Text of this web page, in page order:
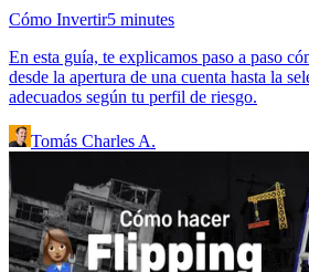
Cómo Invertir5 minutes
En esta guía, te explicamos paso a paso
desde la apertura de una cuenta hasta la
adecuados según tu perfil de riesgo.
Tomás Charles A.